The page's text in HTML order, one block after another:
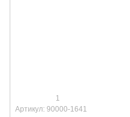
1
Артикул: 90000-1641